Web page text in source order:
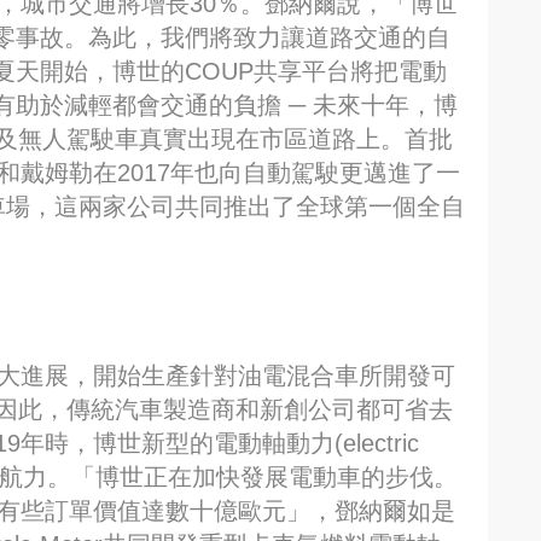
故。為此，我們將致力讓道路交通的自
天開始，博世的COUP共享平台將把電動
助於減輕都會交通的負擔 ─ 未來十年，博
無人駕駛車真實出現在市區道路上。首批
戴姆勒在2017年也向自動駕駛更邁進了一
，這兩家公司共同推出了全球第一個全自
進展，開始生產針對油電混合車所開發可
此，傳統汽車製造商和新創公司都可省去
年時，博世新型的電動軸動力(electric
力。「博世正在加快發展電動車的步伐。
些訂單價值達數十億歐元」，鄧納爾如是